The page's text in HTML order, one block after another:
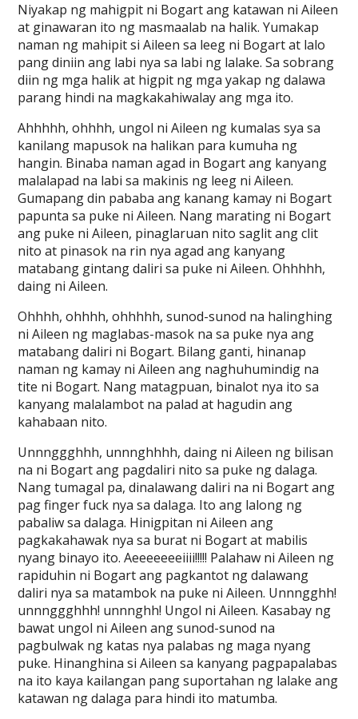
Niyakap ng mahigpit ni Bogart ang katawan ni Aileen
at ginawaran ito ng masmaalab na halik. Yumakap
naman ng mahipit si Aileen sa leeg ni Bogart at lalo
pang diniin ang labi nya sa labi ng lalake. Sa sobrang
diin ng mga halik at higpit ng mga yakap ng dalawa
parang hindi na magkakahiwalay ang mga ito.
Ahhhhh, ohhhh, ungol ni Aileen ng kumalas sya sa
kanilang mapusok na halikan para kumuha ng
hangin. Binaba naman agad in Bogart ang kanyang
malalapad na labi sa makinis ng leeg ni Aileen.
Gumapang din pababa ang kanang kamay ni Bogart
papunta sa puke ni Aileen. Nang marating ni Bogart
ang puke ni Aileen, pinaglaruan nito saglit ang clit
nito at pinasok na rin nya agad ang kanyang
matabang gintang daliri sa puke ni Aileen. Ohhhhh,
daing ni Aileen.
Ohhhh, ohhhh, ohhhhh, sunod-sunod na halinghing
ni Aileen ng maglabas-masok na sa puke nya ang
matabang daliri ni Bogart. Bilang ganti, hinanap
naman ng kamay ni Aileen ang naghuhumindig na
tite ni Bogart. Nang matagpuan, binalot nya ito sa
kanyang malalambot na palad at hagudin ang
kahabaan nito.
Unnnggghhh, unnnghhhh, daing ni Aileen ng bilisan
na ni Bogart ang pagdaliri nito sa puke ng dalaga.
Nang tumagal pa, dinalawang daliri na ni Bogart ang
pag finger fuck nya sa dalaga. Ito ang lalong ng
pabaliw sa dalaga. Hinigpitan ni Aileen ang
pagkakahawak nya sa burat ni Bogart at mabilis
nyang binayo ito. Aeeeeeeeiiii!!!!! Palahaw ni Aileen ng
rapiduhin ni Bogart ang pagkantot ng dalawang
daliri nya sa matambok na puke ni Aileen. Unnngghh!
unnnggghhh! unnnghh! Ungol ni Aileen. Kasabay ng
bawat ungol ni Aileen ang sunod-sunod na
pagbulwak ng katas nya palabas ng maga nyang
puke. Hinanghina si Aileen sa kanyang pagpapalabas
na ito kaya kailangan pang suportahan ng lalake ang
katawan ng dalaga para hindi ito matumba.